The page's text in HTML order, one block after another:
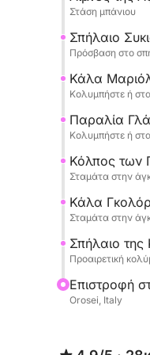
φτιαγμένη
Και επίσης,
Η ΓΚΡΟΤΑ
Η ΓΚΡΟΤΑ
Όλες οι
ανεξάρτητα.
Προσφέρουμε
ΤΥΠΙΚΟΥ
λουκάνικο,
Ή
Φρέσκο ψωμί
Στάση μπάνιου
Σπήλαιο
Πρόσβαση στο
Κάλα
Κολυμπήστε ή
Παραλία
Κολυμπήστε ή
Κόλπος των
Σταμάτα στην
Κάλα
Σταμάτα στην
Σπήλαιο της
Προαιρετική
Επιστροφή
Orosei, Italy